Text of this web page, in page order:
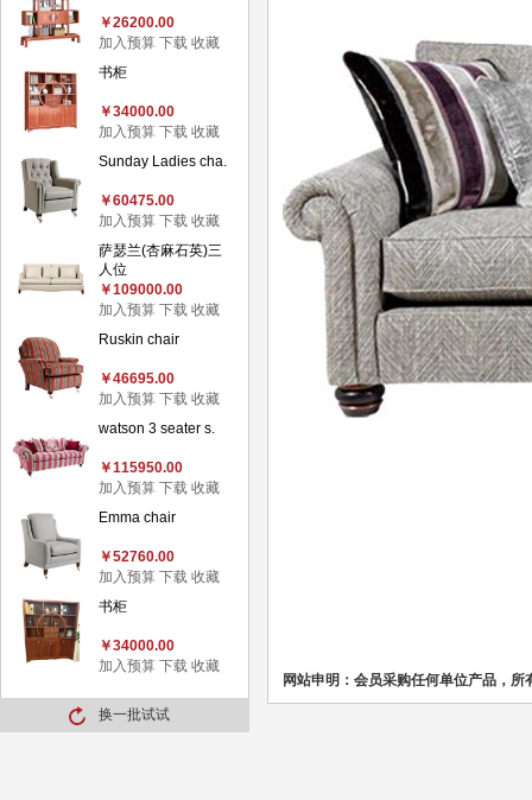
￥26200.00
加入预算 下载 收藏
书柜
￥34000.00
加入预算 下载 收藏
Sunday Ladies cha.
￥60475.00
加入预算 下载 收藏
萨瑟兰(杏麻石英)三
人位
￥109000.00
加入预算 下载 收藏
Ruskin chair
￥46695.00
加入预算 下载 收藏
watson 3 seater s.
￥115950.00
加入预算 下载 收藏
Emma chair
￥52760.00
加入预算 下载 收藏
书柜
￥34000.00
加入预算 下载 收藏
换一批试试
网站申明：会员采购任何单位产品，